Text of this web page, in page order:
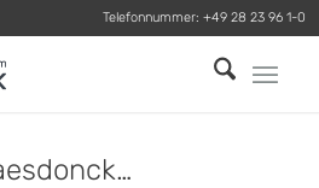
Telefonnummer: +49 28 23 96 1-0